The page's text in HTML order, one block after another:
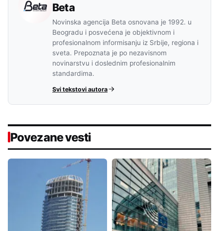
Beta
Novinska agencija Beta osnovana je 1992. u
Beogradu i posvećena je objektivnom i
profesionalnom informisanju iz Srbije, regiona i
sveta. Prepoznata je po nezavisnom
novinarstvu i doslednim profesionalnim
standardima.
Svi tekstovi autora
Povezane vesti